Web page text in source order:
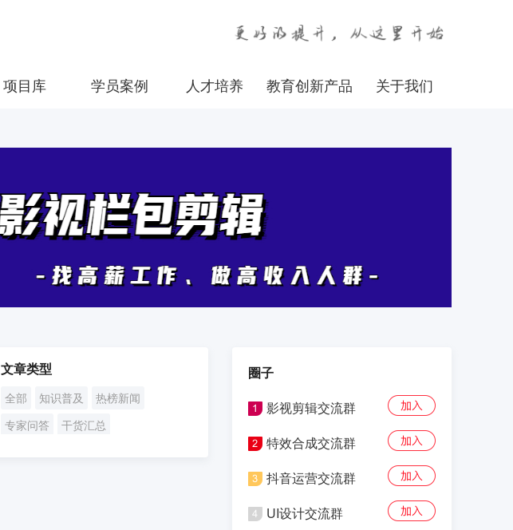
项目库 学员案例 人才培养 教育创新产品 关于我们
文章类型
全部 知识普及
热榜新闻
专家问答
干货汇总
圈子
影视剪辑交流群
特效合成交流群
抖音运营交流群
UI设计交流群